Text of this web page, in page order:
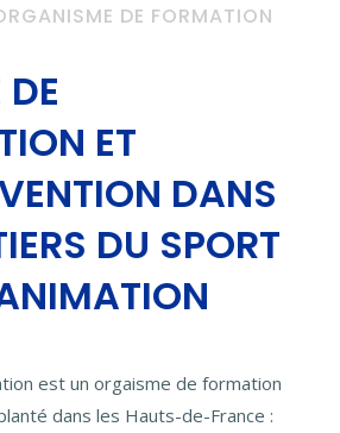
DE FORMATION
ET
DANS
DU SPORT
est un orgaisme de formation
dans les Hauts-de-France :